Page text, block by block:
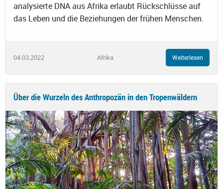
analysierte DNA aus Afrika erlaubt Rückschlüsse auf
das Leben und die Beziehungen der frühen Menschen.
04.03.2022 Afrika Weiterlesen
Über die Wurzeln des Anthropozän in den Tropenwäldern